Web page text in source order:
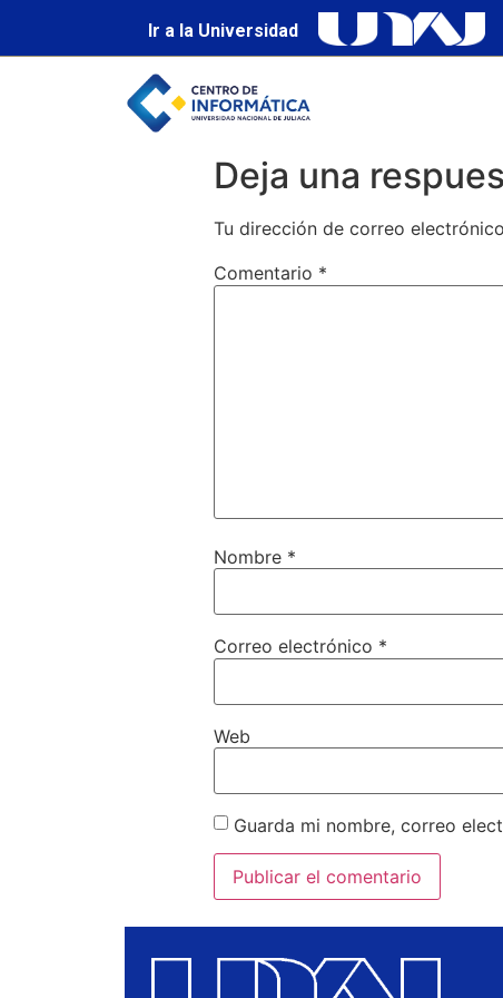
Ir a la Universidad
Deja una
Tu dirección de correo
Comentario *
Nombre *
Correo electrónico *
Web
Guarda mi nombre, correo